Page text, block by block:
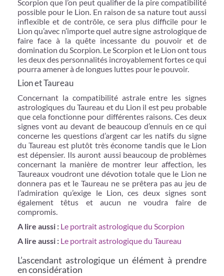
Scorpion que l’on peut qualifier de la pire compatibilité
possible pour le Lion. En raison de sa nature tout aussi
inflexible et de contrôle, ce sera plus difficile pour le
Lion qu’avec n’importe quel autre signe astrologique de
faire face à la quête incessante du pouvoir et de
domination du Scorpion. Le Scorpion et le Lion ont tous
les deux des personnalités incroyablement fortes ce qui
pourra amener à de longues luttes pour le pouvoir.
Lion et Taureau
Concernant la compatibilité astrale entre les signes
astrologiques du Taureau et du Lion il est peu probable
que cela fonctionne pour différentes raisons. Ces deux
signes vont au devant de beaucoup d’ennuis en ce qui
concerne les questions d’argent car les natifs du signe
du Taureau est plutôt très économe tandis que le Lion
est dépensier. Ils auront aussi beaucoup de problèmes
concernant la manière de montrer leur affection, les
Taureaux voudront une dévotion totale que le Lion ne
donnera pas et le Taureau ne se prêtera pas au jeu de
l’admiration qu’exige le Lion, ces deux signes sont
également têtus et aucun ne voudra faire de
compromis.
A lire aussi : Le portrait astrologique du Scorpion
A lire aussi : Le portrait astrologique du Taureau
L’ascendant astrologique un élément à prendre
en considération